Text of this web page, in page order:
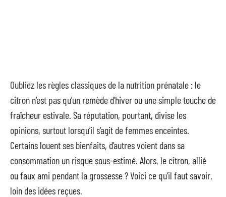
Oubliez les règles classiques de la nutrition prénatale : le
citron n’est pas qu’un remède d’hiver ou une simple touche de
fraîcheur estivale. Sa réputation, pourtant, divise les
opinions, surtout lorsqu’il s’agit de femmes enceintes.
Certains louent ses bienfaits, d’autres voient dans sa
consommation un risque sous-estimé. Alors, le citron, allié
ou faux ami pendant la grossesse ? Voici ce qu’il faut savoir,
loin des idées reçues.